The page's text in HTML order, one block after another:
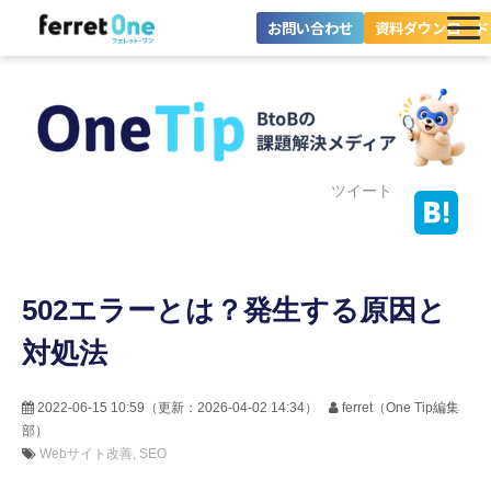
お問い合わせ 資料ダウンロード
ツール・機能一覧
料金プラン
ツイート
502エラーとは？発生する原因と
対処法
2022-06-15 10:59 （更新： 2026-04-02 14:34）
ferret（One Tip編集
部）
Webサイト改善 SEO